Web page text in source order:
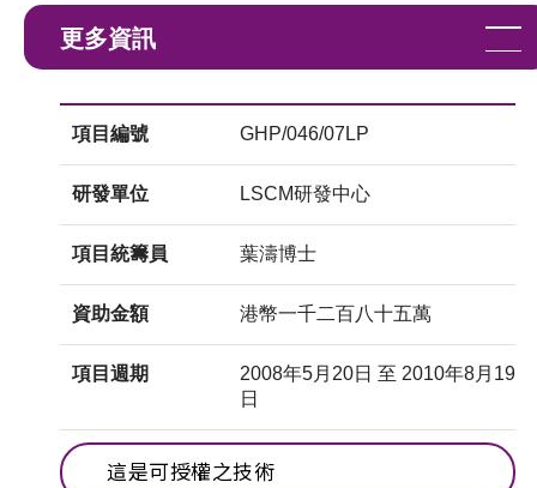
更多資訊
項目編號 GHP/046/07LP
研發單位 LSCM研發中心
項目統籌員 葉濤博士
資助金額 港幣一千二百八十五萬
項目週期
2008年5月20日 至 2010年8月19
日
這是可授權之技術